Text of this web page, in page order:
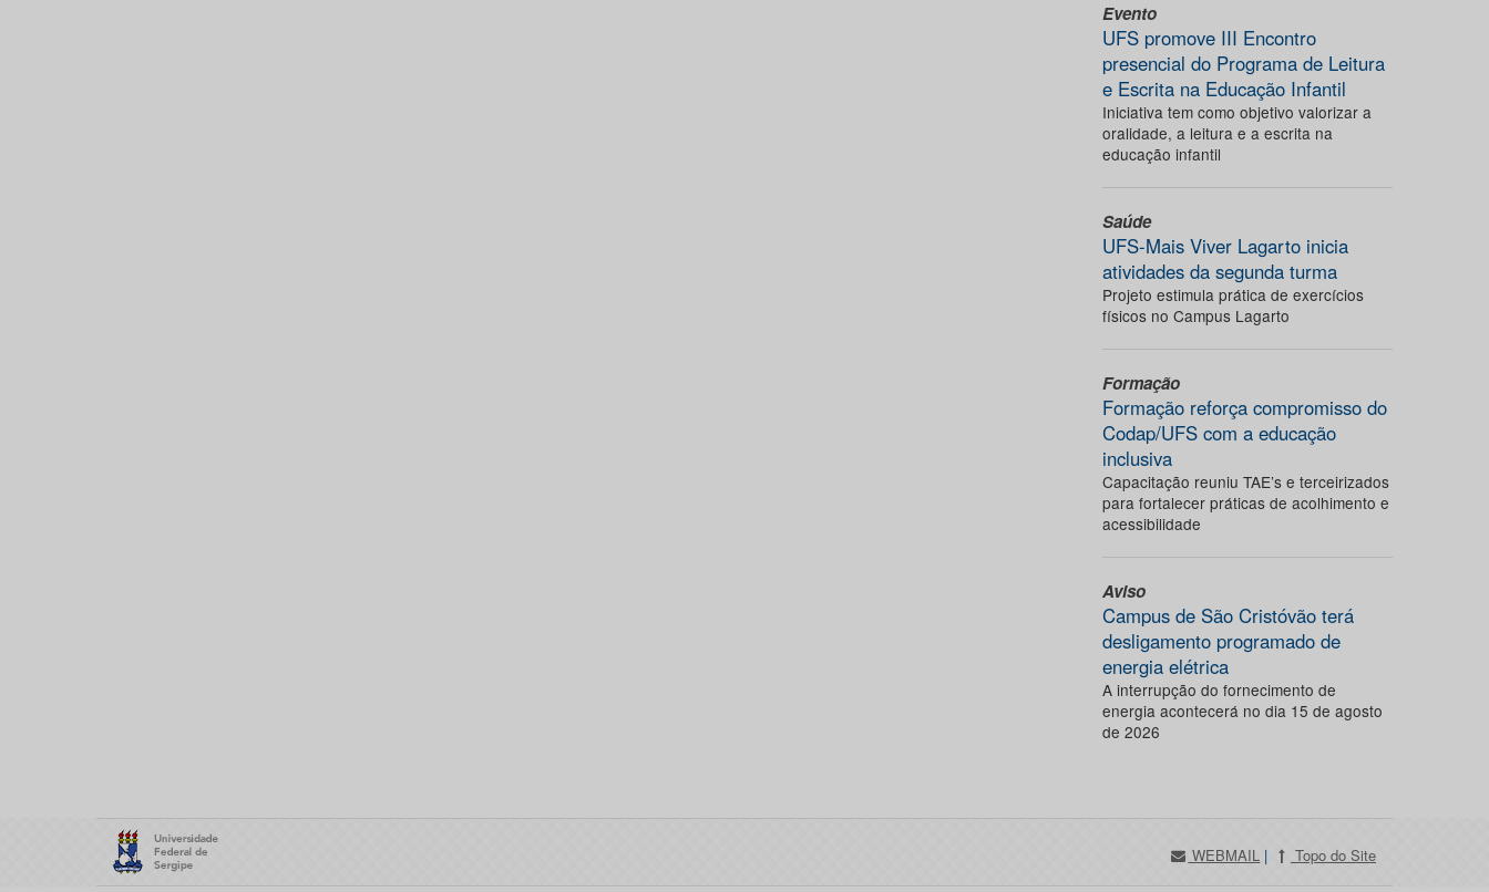
Evento
UFS promove III Encontro
presencial do Programa de Leitura
e Escrita na Educação Infantil
Iniciativa tem como objetivo valorizar a
oralidade, a leitura e a escrita na
educação infantil
Saúde
UFS-Mais Viver Lagarto inicia
atividades da segunda turma
Projeto estimula prática de exercícios
físicos no Campus Lagarto
Formação
Formação reforça compromisso do
Codap/UFS com a educação
inclusiva
Capacitação reuniu TAE’s e terceirizados
para fortalecer práticas de acolhimento e
acessibilidade
Aviso
Campus de São Cristóvão terá
desligamento programado de
energia elétrica
A interrupção do fornecimento de
energia acontecerá no dia 15 de agosto
de 2026
WEBMAIL | Topo do Site